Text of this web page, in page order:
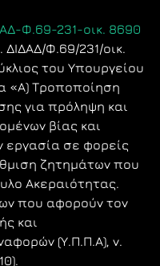
Φ.69-231-οικ. 8690
ΔΙΔΑΔ/Φ.69/231/οικ.
του Υπουργείου
«Α) Τροποποίηση
για πρόληψη και
βίας και
εργασία σε φορείς
ζητημάτων που
Ακεραιότητας.
που αφορούν τον
και
(Υ.Π.Π.Α), ν.